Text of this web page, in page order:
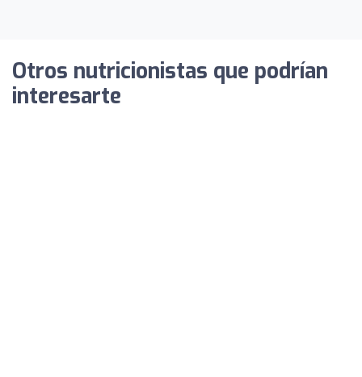
Otros nutricionistas que podrían
interesarte